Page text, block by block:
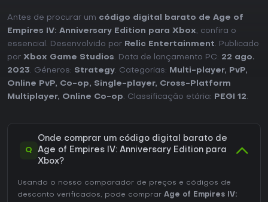
Antes de procurar um código digital barato de Age of
Empires IV: Anniversary Edition para Xbox, confira o
essencial. Desenvolvido por Relic Entertainment. Publicado
por Xbox Game Studios. Data de lançamento PC: 22 ago.
2023. Géneros: Strategy. Categorias: Multi-player, PvP,
Online PvP, Co-op, Single-player, Cross-Platform
Multiplayer, Online Co-op. Classificação etária: PEGI 12.
Q
Onde comprar um código digital barato de
Age of Empires IV: Anniversary Edition para
Xbox?
Usando o nosso comparador de preços e códigos de
desconto verificados, pode comprar Age of Empires IV: